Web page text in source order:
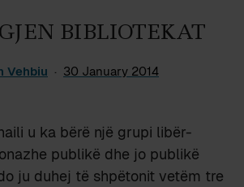
BIBLIOTEKAT
Vehbiu 30 January 2014
u ka bërë një grupi libër-
publikë dhe jo publikë
ju duhej të shpëtonit vetëm tre